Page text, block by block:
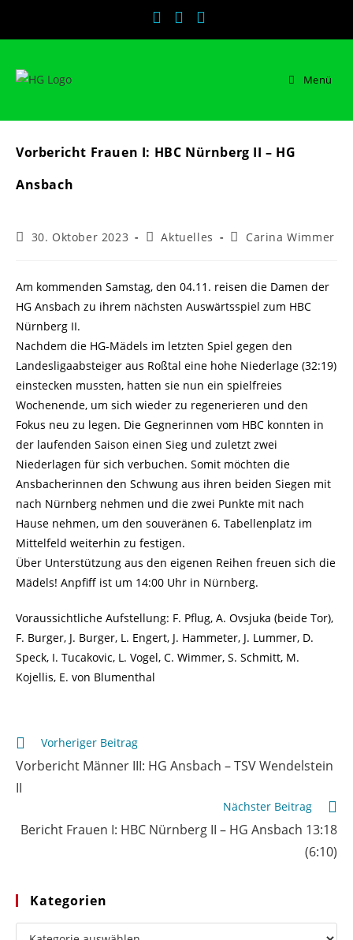
Menü
Vorbericht Frauen I: HBC Nürnberg II – HG
Ansbach
Beitrag
30. Oktober 2023
Beitrags-
Aktuelles
Beitrags-
Carina Wimmer
Am kommenden Samstag, den 04.11. reisen die Damen der
HG Ansbach zu ihrem nächsten Auswärtsspiel zum HBC
Nürnberg II.
Nachdem die HG-Mädels im letzten Spiel gegen den
Landesligaabsteiger aus Roßtal eine hohe Niederlage (32:19)
einstecken mussten, hatten sie nun ein spielfreies
Wochenende, um sich wieder zu regenerieren und den
Fokus neu zu legen. Die Gegnerinnen vom HBC konnten in
der laufenden Saison einen Sieg und zuletzt zwei
Niederlagen für sich verbuchen. Somit möchten die
Ansbacherinnen den Schwung aus ihren beiden Siegen mit
nach Nürnberg nehmen und die zwei Punkte mit nach
Hause nehmen, um den souveränen 6. Tabellenplatz im
Mittelfeld weiterhin zu festigen.
Über Unterstützung aus den eigenen Reihen freuen sich die
Mädels! Anpfiff ist um 14:00 Uhr in Nürnberg.
Voraussichtliche Aufstellung: F. Pflug, A. Ovsjuka (beide Tor),
F. Burger, J. Burger, L. Engert, J. Hammeter, J. Lummer, D.
Speck, I. Tucakovic, L. Vogel, C. Wimmer, S. Schmitt, M.
Kojellis, E. von Blumenthal
Weitere
Artikel
ansehen
Vorheriger Beitrag
Vorbericht Männer III: HG Ansbach – TSV Wendelstein
II
Nächster Beitrag
Bericht Frauen I: HBC Nürnberg II – HG Ansbach 13:18
(6:10)
Kategorien
Kategorien